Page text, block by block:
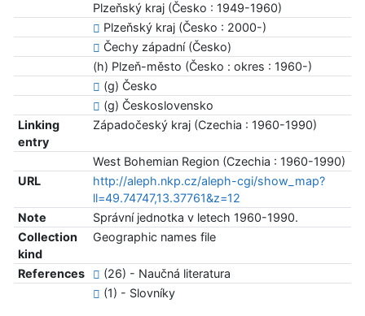
Plzeňský kraj (Česko : 1949-1960)
Plzeňský kraj (Česko : 2000-)
Čechy západní (Česko)
(h) Plzeň-město (Česko : okres : 1960-)
(g) Česko
(g) Československo
Linking
entry
Západočeský kraj (Czechia : 1960-1990)
West Bohemian Region (Czechia : 1960-1990)
URL
http://aleph.nkp.cz/aleph-cgi/show_map?
ll=49.74747,13.37761&z=12
Note
Správní jednotka v letech 1960-1990.
Collection
kind
Geographic names file
References
(26) - Naučná literatura
(1) - Slovníky